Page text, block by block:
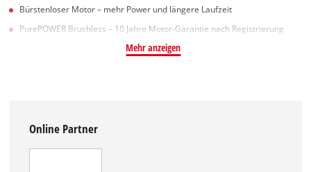
Bürstenloser Motor – mehr Power und längere Laufzeit
PurePOWER Brushless – 10 Jahre Motor-Garantie nach Registrierung
Mehr anzeigen
Online Partner